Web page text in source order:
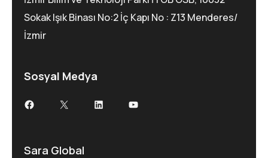
Sokak Işık Binası No:2 İç Kapı No : Z13 Menderes/
İzmir
Sosyal Medya
Facebook
X LinkedInYouTube
Sara Global